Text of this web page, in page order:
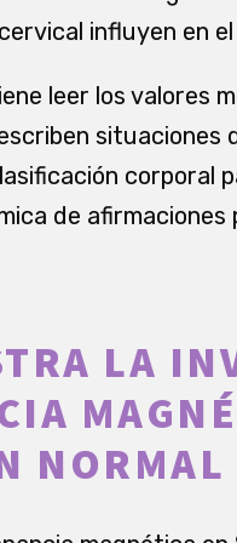
influyen en
leer los valores
situaciones
corporal
de
LA
NORMAL